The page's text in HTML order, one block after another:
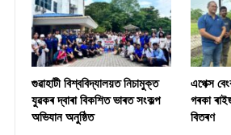
গুৱাহাটী বিশ্ববিদ্যালয়ত নিচামুক্ত
যুৱকৰ দ্বাৰা বিকশিত ভাৰত সংকল্প
অভিযান অনুষ্ঠিত
​এপেক্স
গৰকা
বিতৰণ ​